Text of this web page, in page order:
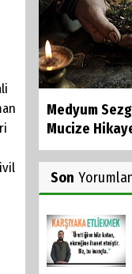
Medyum
Mucize
Son